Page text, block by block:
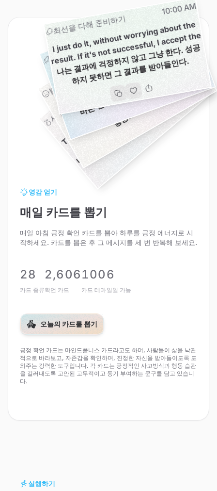
사랑을 끌어당기기
10:00 AM
T
h
e
m
o
r
e
I
l
o
v
e
m
y
s
e
l
f
,
t
h
e
m
o
r
e
l
o
v
e
I
r
e
c
e
i
v
e
f
r
o
m
o
t
h
e
r
s
.
나
자
신
을
더
사
랑
할
수
록
,
다
른
사
람
들
에
게
서
더
많
은
사
랑
을
받
는
다
.
불안 해소
10:00 AM
I l
e
t
g
o
o
f
w
h
a
t
s
h
o
ul
d
h
a
v
e
b
e
e
n
a
n
d
t
a
k
e
a
c
ti
o
n
o
n
w
h
a
t
I
c
a
n
d
o
n
o
w
.
과
거
에
얽
매
이
지
않
고
,
지
금
할
수
있
는
일
을
행
동
으
로
옮
긴
다
.
창업의 길
10:00 AM
M
y
c
h
oi
c
e
s
a
r
e i
m
p
o
r
t
a
n
t i
n
m
a
n
y
w
a
y
s,
a
n
d I
t
r
u
s
t I'
m
m
a
ki
n
g
t
h
e
ri
g
h
t
d
e
ci
si
o
n
s.
여
러
면
에
서
나
의
선
택
은
중
요
하
며,
나
는
올
바
른
선
택
을
하
고
있
다
고
믿
습
니
다.
최선을 다해 준비하기
10:00 AM
I just do it,
without
worrying about the
result. If it's not successful, I accept the
outco
me.
나
는
결
과
에
걱
정
하
지
않
고
그
냥
한
다.
성
공
하
지
못
하
면
그
결
과
를
받
아
들
인
다.
영감 얻기
매일 카드를 뽑기
매일 아침 긍정 확언 카드를 뽑아 하루를 긍정 에너지로 시
작하세요. 카드를 뽑은 후 그 메시지를 세 번 반복해 보세요.
28
카드 종류
2,606
확언 카드
100
카드 테마
6
일일 가능
오늘의 카드를 뽑기
긍정 확언 카드는 마인드풀니스 카드라고도 하며, 사람들이 삶을 낙관
적으로 바라보고, 자존감을 확인하며, 진정한 자신을 받아들이도록 도
와주는 강력한 도구입니다. 각 카드는 긍정적인 사고방식과 행동 습관
을 길러내도록 고안된 고무적이고 동기 부여하는 문구를 담고 있습니
다.
실행하기